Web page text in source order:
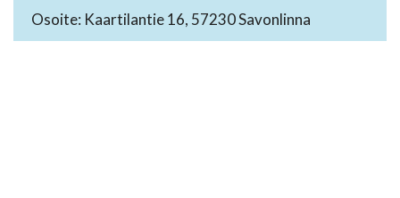
Osoite: Kaartilantie 16, 57230 Savonlinna